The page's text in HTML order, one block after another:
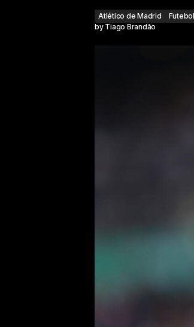
Atlético de Madrid Futebol
by Tiago Brandão